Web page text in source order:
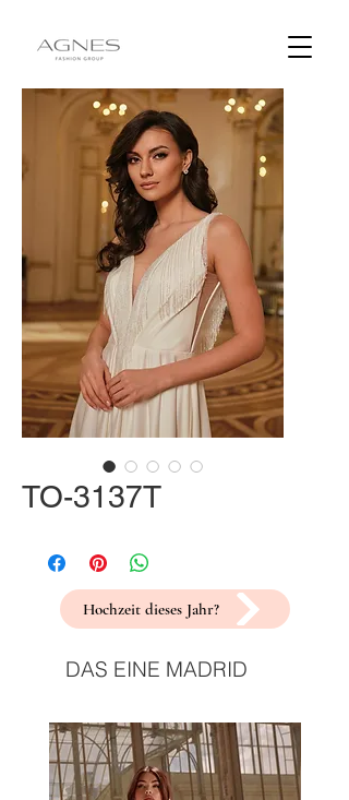
TO-3137T
Hochzeit dieses Jahr?
DAS EINE MADRID